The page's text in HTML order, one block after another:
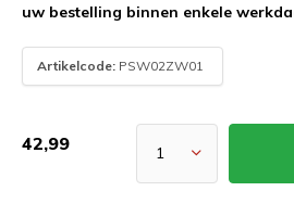
uw bestelling binnen enkele
Artikelcode: PSW02ZW01
42,99